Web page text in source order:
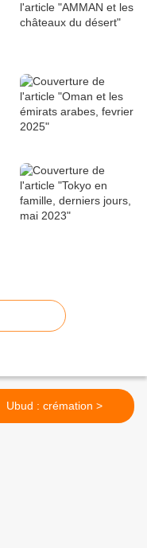
Ubud : crémation >